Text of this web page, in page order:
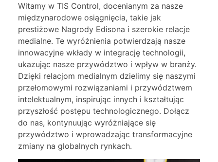
Witamy w TIS Control, docenianym za nasze
międzynarodowe osiągnięcia, takie jak
prestiżowe Nagrody Edisona i szerokie relacje
medialne. Te wyróżnienia potwierdzają nasze
innowacyjne wkłady w integrację technologii,
ukazując nasze przywództwo i wpływ w branży.
Dzięki relacjom medialnym dzielimy się naszymi
przełomowymi rozwiązaniami i przywództwem
intelektualnym, inspirując innych i kształtując
przyszłość postępu technologicznego. Dołącz
do nas, kontynuując wyróżniające się
przywództwo i wprowadzając transformacyjne
zmiany na globalnych rynkach.